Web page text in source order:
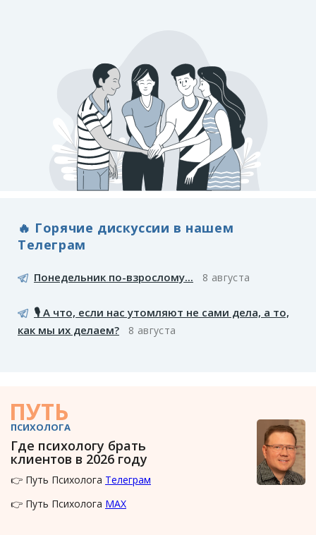
🔥 Горячие дискуссии в нашем
Телеграм
Понедельник по-взрослому... 8 августа
🎙️ А что, если нас утомляют не сами дела, а то,
как мы их делаем?
8 августа
ПУТЬ
ПСИХОЛОГА
Где психологу брать
клиентов в 2026 году
👉 Путь Психолога Телеграм
👉 Путь Психолога MAX